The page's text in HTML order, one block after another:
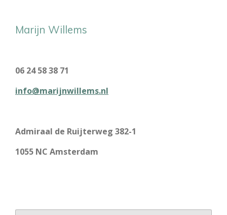
Marijn Willems
06 24 58 38 71
info@marijnwillems.nl
Admiraal de Ruijterweg 382-1
1055 NC Amsterdam